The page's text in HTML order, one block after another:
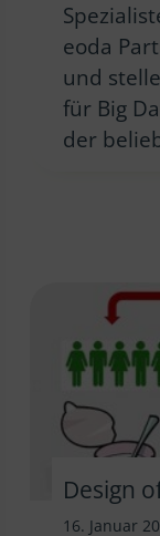
eoda
und
für Big
der
Design
16. Januar